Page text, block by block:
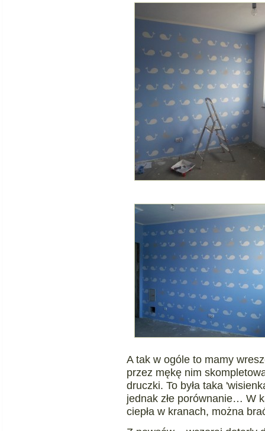
A tak w ogóle to mamy
przez mękę nim
druczki. To była taka
jednak złe porównanie… W
ciepła w kranach, można